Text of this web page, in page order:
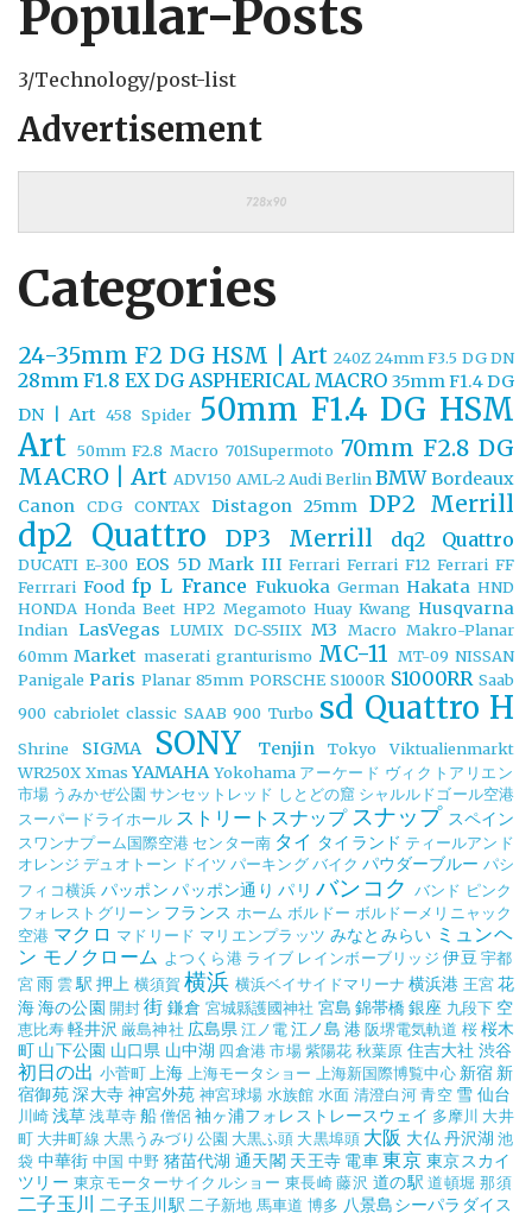
Popular-Posts
3/Technology/post-list
Advertisement
Categories
24-35mm F2 DG HSM | Art 240Z 24mm F3.5 DG DN
28mm F1.8 EX DG ASPHERICAL MACRO 35mm F1.4 DG
DN | Art 458 Spider 50mm F1.4 DG HSM
Art 50mm F2.8 Macro 701Supermoto 70mm F2.8 DG
MACRO | Art ADV150 AML-2 Audi Berlin BMW Bordeaux
Canon
CDG CONTAX Distagon 25mm DP2 Merrill
dp2 Quattro DP3 Merrill dq2 Quattro
DUCATI E-300 EOS 5D Mark III Ferrari Ferrari F12 Ferrari FF
Ferrrari Food fp L France Fukuoka German Hakata HND
HONDA Honda Beet HP2 Megamoto Huay Kwang Husqvarna
Indian LasVegas LUMIX DC-S5IIX M3 Macro Makro-Planar
60mm Market maserati granturismo MC-11 MT-09 NISSAN
Panigale Paris Planar 85mm PORSCHE S1000R S1000RR Saab
900 cabriolet classic SAAB 900 Turbo sd Quattro H
Shrine SIGMA SONY Tenjin Tokyo
Viktualienmarkt
WR250X Xmas YAMAHA Yokohama アーケード ヴィクトアリエン
市場 うみかぜ公園 サンセットレッド しとどの窟 シャルルドゴール空港
スーパードライホール ストリートスナップ スナップ スペイン
スワンナプーム国際空港 センター南 タイ タイランド ティールアンド
オレンジ デュオトーン ドイツ パーキング バイク パウダーブルー パシ
フィコ横浜 パッポン パッポン通り パリ バンコク バンド ピンク
フォレストグリーン フランス ホーム ボルドー ボルドーメリニャック
空港 マクロ マドリード マリエンプラッツ みなとみらい ミュンヘ
ン モノクローム よつくら港 ライブ レインボーブリッジ 伊豆 宇都
宮雨 雲 駅 押上 横須賀 横浜 横浜ベイサイドマリーナ 横浜港 王宮 花
海海の公園 開封街 鎌倉 宮城縣護國神社 宮島 錦帯橋銀座 九段下 空
恵比寿軽井沢 厳島神社 広島県 江ノ電江ノ島 港 阪堺電気軌道 桜 桜木
町 山下公園 山口県 山中湖 四倉港 市場 紫陽花 秋葉原 住吉大社 渋谷
初日の出 小菅町上海 上海モータショー 上海新国際博覧中心 新宿 新
宿御苑深大寺 神宮外苑 神宮球場 水族館 水面 清澄白河 青空 雪 仙台
川崎 浅草 浅草寺 船僧侶 袖ヶ浦フォレストレースウェイ 多摩川 大井
町 大井町線 大黒うみづり公園 大黒ふ頭 大黒埠頭 大阪 大仏丹沢湖 池
袋 中華街 中国 中野 猪苗代湖 通天閣 天王寺 電車東京 東京スカイ
ツリー 東京モーターサイクルショー 東長崎 藤沢 道の駅 道頓堀 那須
二子玉川 二子玉川駅 二子新地 馬車道 博多 八景島シーパラダイス